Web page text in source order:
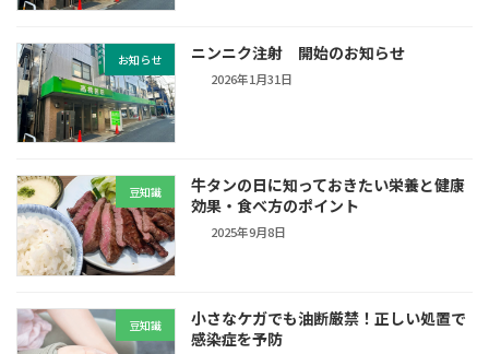
お知らせ ニンニク注射 開始のお知らせ
2026年1月31日
豆知識
牛タンの日に知っておきたい栄養と健康
効果・食べ方のポイント
2025年9月8日
豆知識
小さなケガでも油断厳禁！正しい処置で
感染症を予防